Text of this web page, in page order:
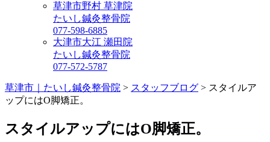
草津市野村 草津院
たいし鍼灸整骨院
077-598-6885
大津市大江 瀬田院
たいし鍼灸整骨院
077-572-5787
草津市｜たいし鍼灸整骨院 > スタッフブログ > スタイルア
ップにはO脚矯正。
スタイルアップにはO脚矯正。